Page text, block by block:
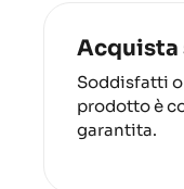
Acquista
Soddisfatti
prodotto è
garantita.